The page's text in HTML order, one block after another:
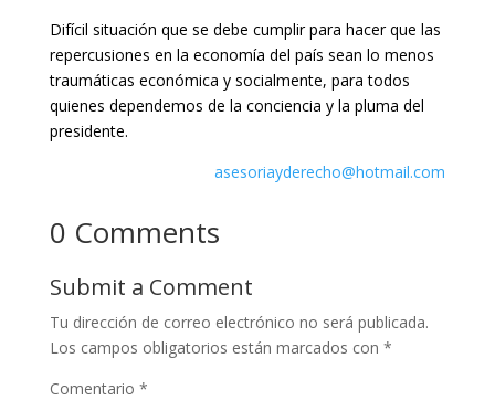
Difícil situación que se debe cumplir para hacer que las
repercusiones en la economía del país sean lo menos
traumáticas económica y socialmente, para todos
quienes dependemos de la conciencia y la pluma del
presidente.
asesoriayderecho@hotmail.com
0 Comments
Submit a Comment
Tu dirección de correo electrónico no será publicada.
Los campos obligatorios están marcados con *
Comentario *